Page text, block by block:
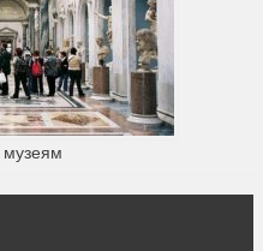
музеям